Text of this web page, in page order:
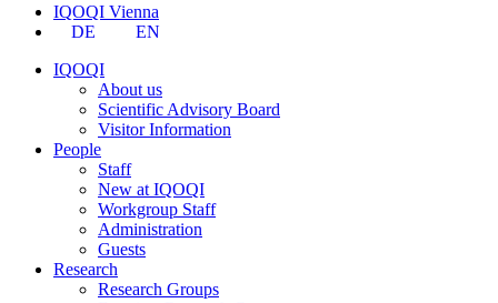
IQOQI Vienna
DE
EN
IQOQI
About us
Scientific Advisory Board
Visitor Information
People
Staff
New at IQOQI
Workgroup Staff
Administration
Guests
Research
Research Groups